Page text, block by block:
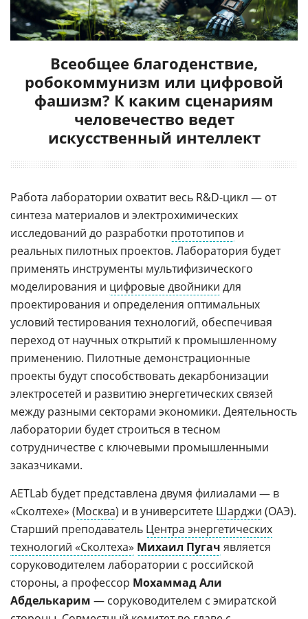
Всеобщее благоденствие,
робокоммунизм или цифровой
фашизм? К каким сценариям
человечество ведет
искусственный интеллект
Работа лаборатории охватит весь R&D-цикл — от
синтеза материалов и электрохимических
исследований до разработки прототипов и
реальных пилотных проектов. Лаборатория будет
применять инструменты мультифизического
моделирования и цифровые двойники для
проектирования и определения оптимальных
условий тестирования технологий, обеспечивая
переход от научных открытий к промышленному
применению. Пилотные демонстрационные
проекты будут способствовать декарбонизации
электросетей и развитию энергетических связей
между разными секторами экономики. Деятельность
лаборатории будет строиться в тесном
сотрудничестве с ключевыми промышленными
заказчиками.
AETLab будет представлена двумя филиалами — в
«Сколтехе» (Москва) и в университете Шарджи (ОАЭ).
Старший преподаватель Центра энергетических
технологий «Сколтеха» Михаил Пугач является
соруководителем лаборатории с российской
стороны, а профессор Мохаммад Али
Абделькарим — соруководителем с эмиратской